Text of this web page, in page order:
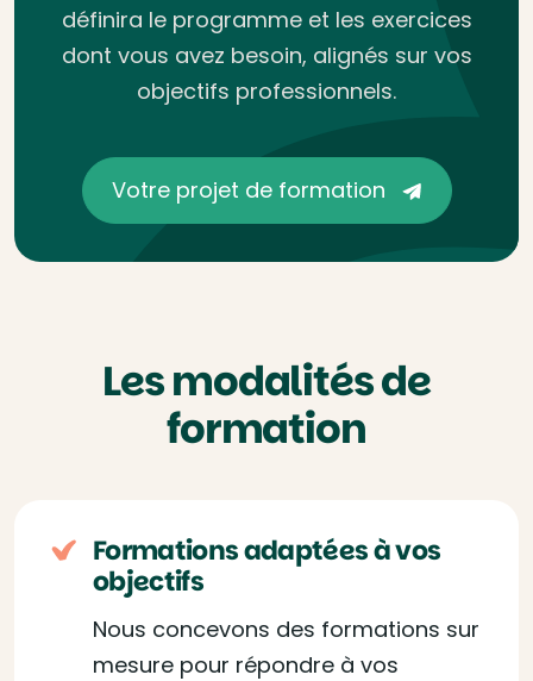
définira le programme et les exercices
dont vous avez besoin, alignés sur vos
objectifs professionnels.
Votre projet de formation
Les modalités de
formation
Formations adaptées à vos
objectifs
Nous concevons des formations sur
mesure pour répondre à vos